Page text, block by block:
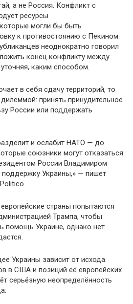
а не Россия. Конфликт с
ресурсы
могли бы быть
к противостоянию с Пекином.
неоднократно говорил
конец конфликту между
каким способом.
в себя сдачу территорий, то
принять принудительное
России или поддержать
и ослабит НАТО — до
союзники могут отказаться
России Владимиром
поддержку Украины,» — пишет
страны попытаются
Трампа, чтобы
помощь Украине, однако нет
Украины зависит от исхода
в США и позиций её европейских
серьёзную неопределённость